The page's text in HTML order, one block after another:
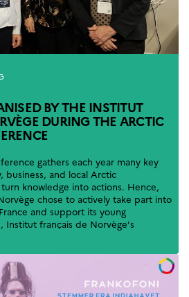
OG
SPRÅK
fransk i
av fransk
og
i Frankrike
Kurs og seminarer
Pedagogiske ressurser
BY THE INSTITUT
DURING THE ARCTIC
gathers each year many key
business, and local Arctic
knowledge into actions. Hence,
chose to actively take part into
and support its young
Institut français de Norvège’s